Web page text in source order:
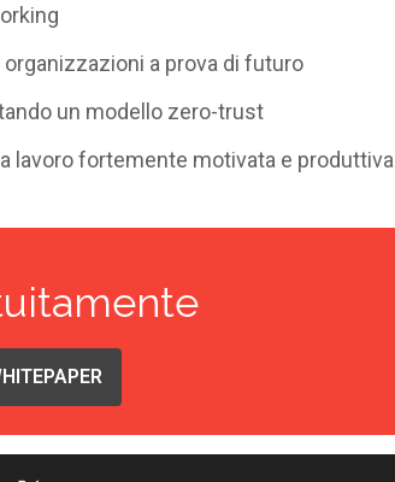
a prova di futuro
un modello zero-trust
lavoro fortemente motivata e produttiva